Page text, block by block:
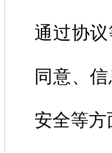
通过协
同意、
安全等